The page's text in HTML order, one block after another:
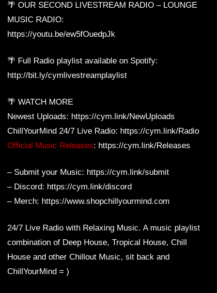
🌴 OUR SECOND LIVESTREAM RADIO – LOUNGE
MUSIC RADIO:
https://youtu.be/ew5fOuedpJk
🌴 Full Radio playlist available on Spotify:
http://bit.ly/cymlivestreamplaylist
🌴 WATCH MORE
Newest Uploads: https://cym.link/NewUploads
ChillYourMind 24/7 Live Radio: https://cym.link/Radio
Official Music Releases: https://cym.link/Releases
– Submit your Music: https://cym.link/submit
– Discord: https://cym.link/discord
– Merch: https://www.shopchillyourmind.com
24/7 Live Radio with Relaxing Music. A music playlist
combination of Deep House, Tropical House, Chill
House and other Chillout Music, sit back and
ChillYourMind = )